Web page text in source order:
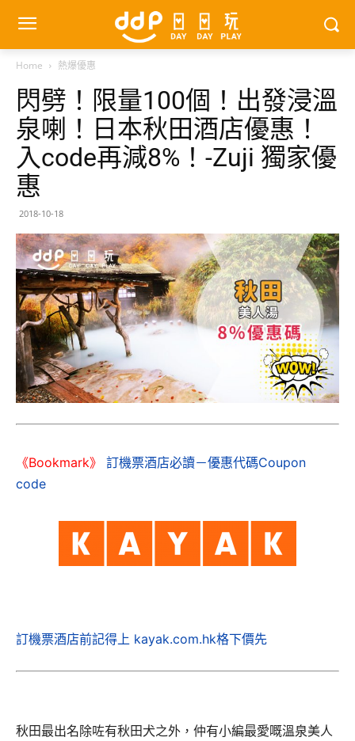
Home 熱爆優惠
閃劈！限量100個！出發浸溫
泉喇！日本秋田酒店優惠！
入code再減8%！-Zuji 獨家優
惠
2018-10-18
《Bookmark》
訂機票酒店必讀－優惠代碼Coupon
code
訂機票酒店前記得上 kayak.com.hk格下價先
秋田最出名除咗有秋田犬之外，仲有小編最愛嘅溫泉美人